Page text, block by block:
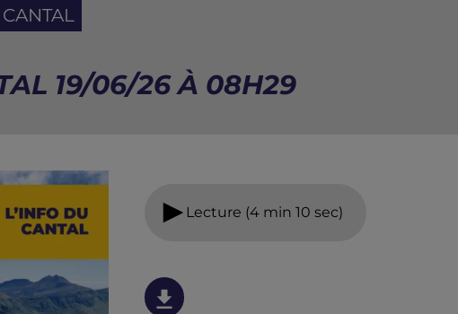
19/06/26 À 08H29
Lecture (4 min 10 sec)